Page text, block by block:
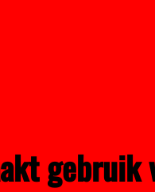
gebruik